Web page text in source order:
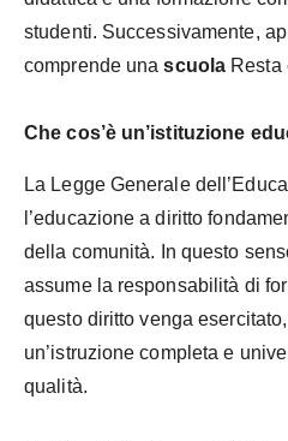
studenti. Successivamente,
comprende unascuola Resta
Che cos’è un’istituzione
La Legge Generale
l’educazione a diritto
della comunità. In questo
assume la responsabilità di
questo diritto venga
un’istruzione completa e
qualità.